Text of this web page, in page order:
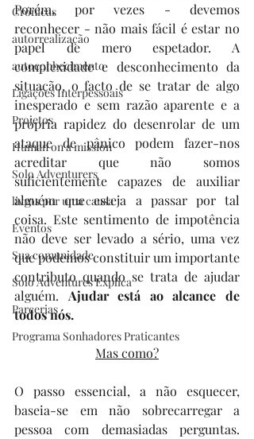
Crónicas
autorrealização
autoconhecimento
Ligações Interpessoais
Projetos
Human on a mission
Solo Adventurers
livros por uma causa
Eventos
Sua comunidade
Solo Adventures Explica
Parcerias
Programa Sonhadores Praticantes
Porém, por vezes - devemos
reconhecer - não mais fácil é estar no
papel de mero espetador. A
complexidade e desconhecimento da
situação, o facto de se tratar de algo
inesperado e sem razão aparente e a
própria rapidez do desenrolar de um
ataque de pânico podem fazer-nos
acreditar que não somos
suficientemente capazes de auxiliar
alguém que esteja a passar por tal
coisa. Este sentimento de impotência
não deve ser levado a sério, uma vez
que podemos constituir um importante
contributo quando se trata de ajudar
alguém. Ajudar está ao alcance de
todos nós.
Mas como?
O passo essencial, a não esquecer,
baseia-se em não sobrecarregar a